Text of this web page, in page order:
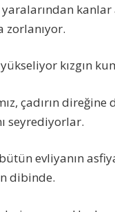
zorlanıyor.
kızgın
çadırın direğine
seyrediyorlar.
evliyanın
dibinde.